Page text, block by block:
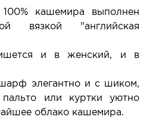
к чему не обязывает: Вы
уже на месте решаете,
для Вас время -
кашемира выполнен
вязкой "английская
и в женский, и в
элегантно и с шиком,
или куртки уютно
облако кашемира.